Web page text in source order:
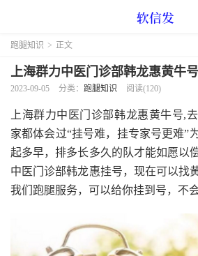
跑腿知识 > 正文
上海群力中医门诊部韩龙惠黄牛
2023-09-05 分类： 跑腿知识 阅读(120)
上海群力中医门诊部韩龙惠黄牛号,
家都体会过“挂号难，挂专家号更难”
起多早，排多长多久的队才能如愿以
中医门诊部韩龙惠挂号，现在可以找
我们跑腿服务，可以给你挂到号，不